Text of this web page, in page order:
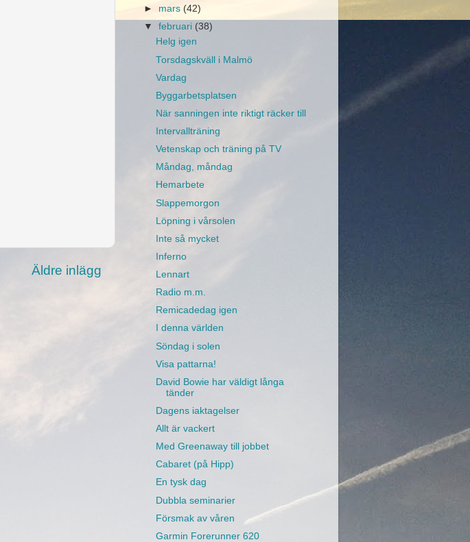
Äldre inlägg
► mars(42)
▼februari (38)
Helg igen
Torsdagskväll i Malmö
Vardag
Byggarbetsplatsen
När sanningen inte riktigt räcker till
Intervallträning
Vetenskap och träning på TV
Måndag, måndag
Hemarbete
Slappemorgon
Löpning i vårsolen
Inte så mycket
Inferno
Lennart
Radio m.m.
Remicadedag igen
I denna världen
Söndag i solen
Visa pattarna!
David Bowie har väldigt långa
tänder
Dagens iaktagelser
Allt är vackert
Med Greenaway till jobbet
Cabaret (på Hipp)
En tysk dag
Dubbla seminarier
Försmak av våren
Garmin Forerunner 620